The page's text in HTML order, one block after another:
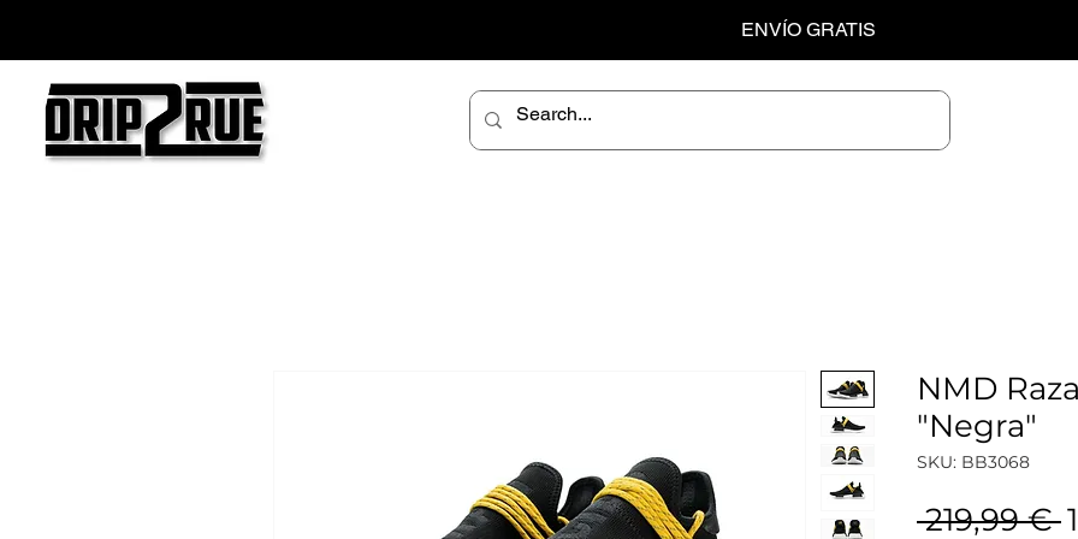
ENVÍO GRATIS
NMD
"Negra"
SKU: BB3068
219,99 €